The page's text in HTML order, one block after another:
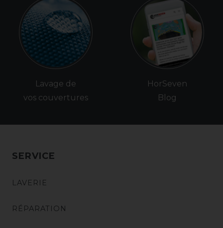
Lavage de
vos couvertures
HorSeven
Blog
SERVICE
LAVERIE
RÉPARATION